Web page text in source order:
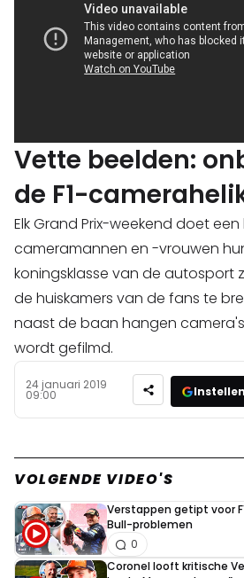
Vette beelden:
de F1-
Elk Grand Prix-weekend doet
cameramannen en -vrouwen
koningsklasse van de autosport
de huiskamers van de fans te
naast de baan hangen
wordt gefilmd.
24 januari 2019
09:00
VOLGENDE VIDEO'S
Verstappen getipt voor
Bull-problemen
0
Coronel looft kritische